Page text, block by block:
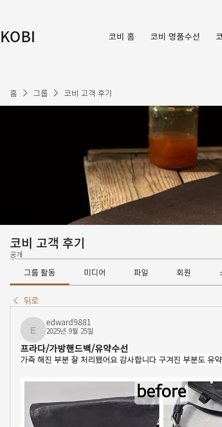
KOBI 코비 홈 코비 명품수선
홈 그룹 코비 고객 후기
코비 고객 후기
공개
그룹 활동 미디어 파일 회원
뒤로
edward9881
edward9881
2025년 9월 25일
프라다/가방핸드백/유약수선
가죽 해진 부분 잘 처리됐어요 감사합니다 구겨진 부분도 유